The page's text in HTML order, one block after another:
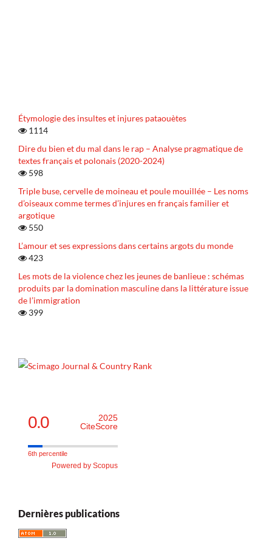
Étymologie des insultes et injures pataouètes
1114
Dire du bien et du mal dans le rap – Analyse pragmatique de
textes français et polonais (2020-2024)
598
Triple buse, cervelle de moineau et poule mouillée – Les noms
d’oiseaux comme termes d’injures en français familier et
argotique
550
L’amour et ses expressions dans certains argots du monde
423
Les mots de la violence chez les jeunes de banlieue : schémas
produits par la domination masculine dans la littérature issue
de l’immigration
399
0.0
2025
CiteScore
6th percentile
Powered by Scopus
Dernières publications